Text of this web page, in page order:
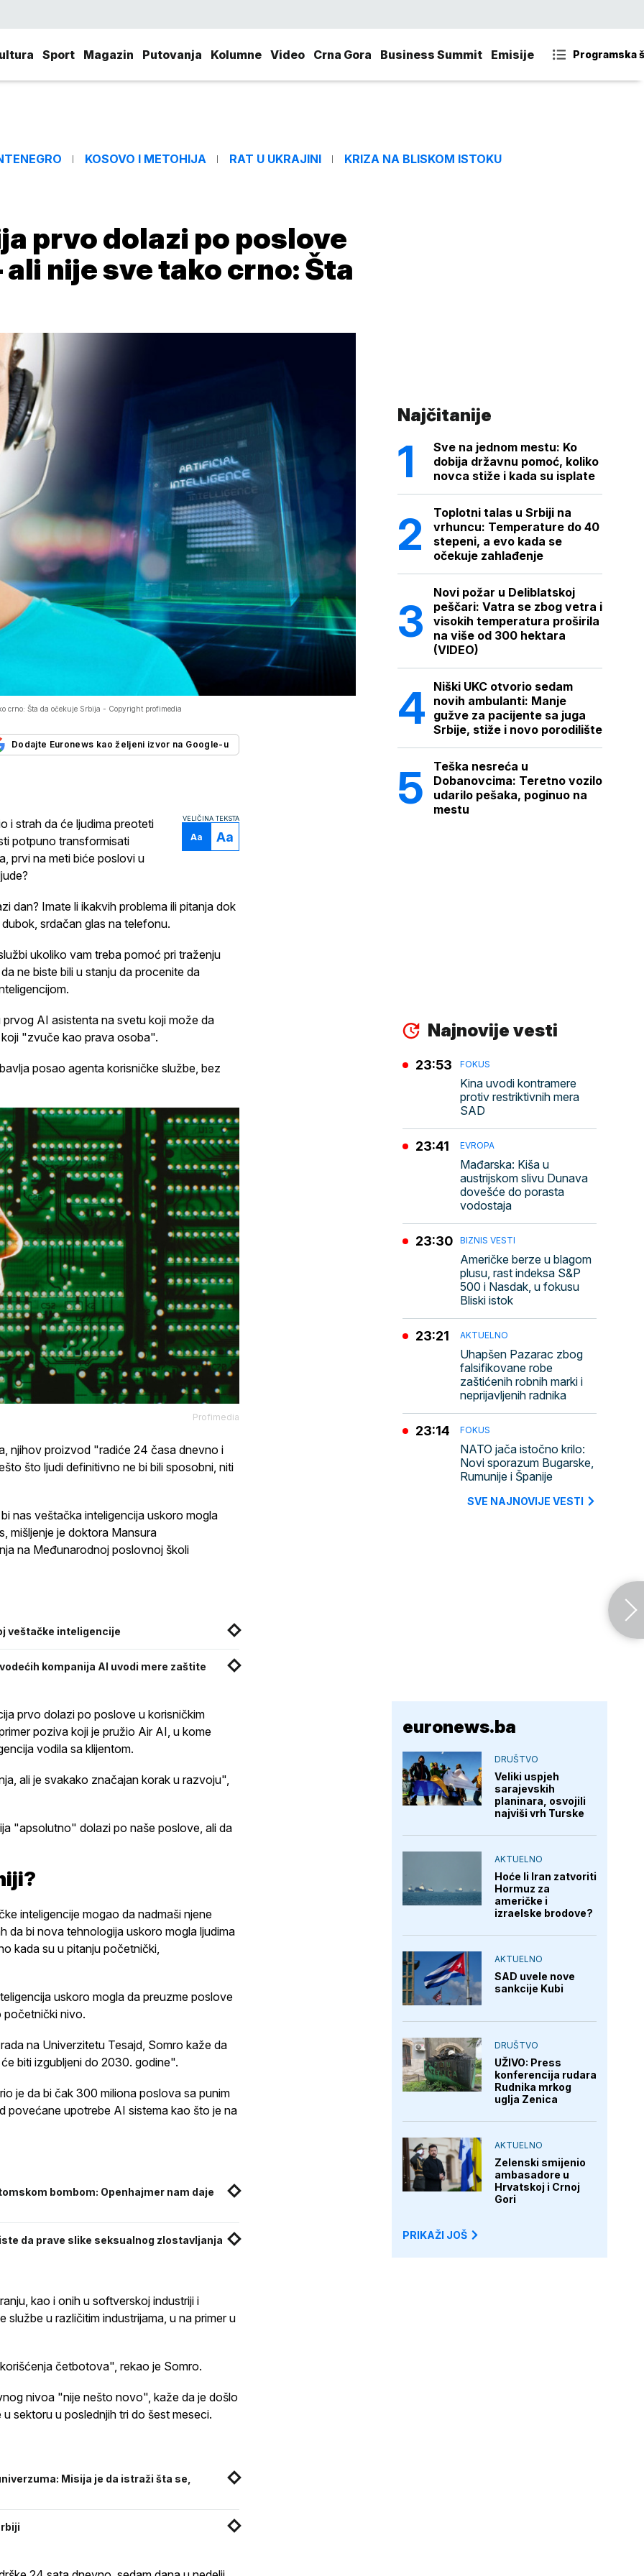
Sport Magazin Putovanja Kolumne Video Crna Gora Business Summit Emisije Programska
KOSOVO I METOHIJA RAT U UKRAJINI KRIZA NA BLISKOM ISTOKU
prvo dolazi po poslove
nije sve tako crno: Šta
crno: Šta da očekuje Srbija - Copyright profimedia
Dodajte Euronews kao željeni izvor na Google-u
VELIČINA TEKSTA
Aa Aa
i strah da će ljudima preoteti
potpuno transformisati
prvi na meti biće poslovi u
dan? Imate li ikakvih problema ili pitanja dok
srdačan glas na telefonu.
ukoliko vam treba pomoć pri traženju
ne biste bili u stanju da procenite da
prvog AI asistenta na svetu koji može da
"zvuče kao prava osoba".
posao agenta korisničke službe, bez
Profimedia
njihov proizvod "radiće 24 časa dnevno i
što ljudi definitivno ne bi bili sposobni, niti
nas veštačka inteligencija uskoro mogla
mišljenje je doktora Mansura
na Međunarodnoj poslovnoj školi
veštačke inteligencije
kompanija AI uvodi mere zaštite
prvo dolazi po poslove u korisničkim
poziva koji je pružio Air AI, u kome
vodila sa klijentom.
ali je svakako značajan korak u razvoju",
"apsolutno" dolazi po naše poslove, ali da
inteligencije mogao da nadmaši njene
da bi nova tehnologija uskoro mogla ljudima
kada su u pitanju početnički,
uskoro mogla da preuzme poslove
početnički nivo.
na Univerzitetu Tesajd, Somro kaže da
biti izgubljeni do 2030. godine".
je da bi čak 300 miliona poslova sa punim
povećane upotrebe AI sistema kao što je na
bombom: Openhajmer nam daje
da prave slike seksualnog zlostavljanja
kao i onih u softverskoj industriji i
službe u različitim industrijama, u na primer u
četbotova", rekao je Somro.
nivoa "nije nešto novo", kaže da je došlo
sektoru u poslednjih tri do šest meseci.
Misija je da istraži šta se,
Najčitanije
Sve na jednom mestu: Ko
dobija državnu pomoć, koliko
novca stiže i kada su isplate
Toplotni talas u Srbiji na
vrhuncu: Temperature do 40
stepeni, a evo kada se
očekuje zahlađenje
Novi požar u Deliblatskoj
peščari: Vatra se zbog vetra i
visokih temperatura proširila
na više od 300 hektara
(VIDEO)
Niški UKC otvorio sedam
novih ambulanti: Manje
gužve za pacijente sa juga
Srbije, stiže i novo porodilište
Teška nesreća u
Dobanovcima: Teretno vozilo
udarilo pešaka, poginuo na
mestu
Najnovije vesti
FOKUS
Kina uvodi kontramere
protiv restriktivnih mera
SAD
23:53
EVROPA
Mađarska: Kiša u
austrijskom slivu Dunava
dovešće do porasta
vodostaja
23:41
BIZNIS VESTI
Američke berze u blagom
plusu, rast indeksa S&P
500 i Nasdak, u fokusu
Bliski istok
23:30
AKTUELNO
Uhapšen Pazarac zbog
falsifikovane robe
zaštićenih robnih marki i
neprijavljenih radnika
23:21
FOKUS
NATO jača istočno krilo:
Novi sporazum Bugarske,
Rumunije i Španije
23:14
SVE NAJNOVIJE VESTI
euronews.ba
DRUŠTVO
Veliki uspjeh
sarajevskih
planinara, osvojili
najviši vrh Turske
AKTUELNO
Hoće li Iran zatvoriti
Hormuz za
američke i
izraelske brodove?
AKTUELNO
SAD uvele nove
sankcije Kubi
DRUŠTVO
UŽIVO: Press
konferencija rudara
Rudnika mrkog
uglja Zenica
AKTUELNO
Zelenski smijenio
ambasadore u
Hrvatskoj i Crnoj
Gori
PRIKAŽI JOŠ